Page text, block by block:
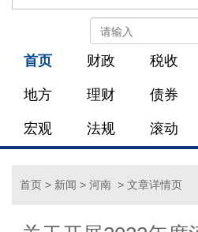
首页 财政 税收
地方 理财 债券
宏观 法规 滚动
首页 > 新闻 > 河南 > 文章详情页